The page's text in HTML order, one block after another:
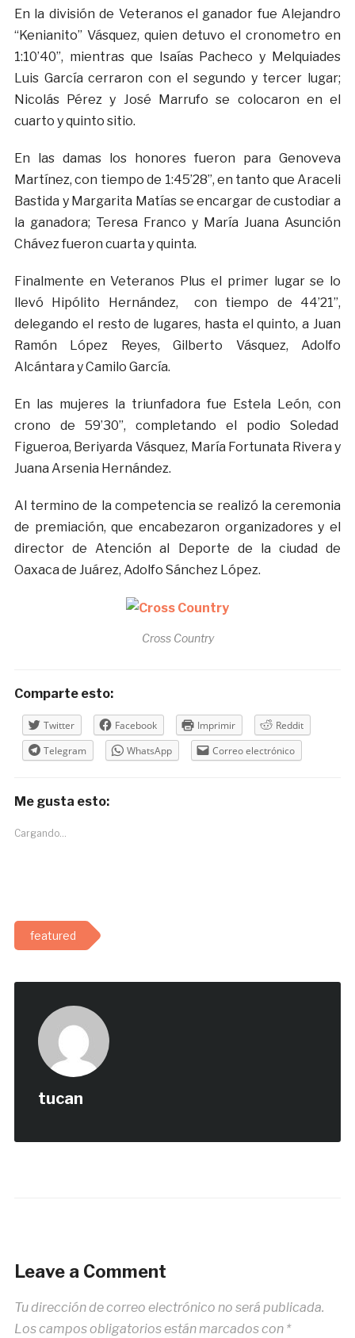
En la división de Veteranos el ganador fue Alejandro
“Kenianito” Vásquez, quien detuvo el cronometro en
1:10’40”, mientras que Isaías Pacheco y Melquiades
Luis García cerraron con el segundo y tercer lugar;
Nicolás Pérez y José Marrufo se colocaron en el
cuarto y quinto sitio.
En las damas los honores fueron para Genoveva
Martínez, con tiempo de 1:45’28”, en tanto que Araceli
Bastida y Margarita Matías se encargar de custodiar a
la ganadora; Teresa Franco y María Juana Asunción
Chávez fueron cuarta y quinta.
Finalmente en Veteranos Plus el primer lugar se lo
llevó Hipólito Hernández, con tiempo de 44’21”,
delegando el resto de lugares, hasta el quinto, a Juan
Ramón López Reyes, Gilberto Vásquez, Adolfo
Alcántara y Camilo García.
En las mujeres la triunfadora fue Estela León, con
crono de 59’30”, completando el podio Soledad
Figueroa, Beriyarda Vásquez, María Fortunata Rivera y
Juana Arsenia Hernández.
Al termino de la competencia se realizó la ceremonia
de premiación, que encabezaron organizadores y el
director de Atención al Deporte de la ciudad de
Oaxaca de Juárez, Adolfo Sánchez López.
Cross Country
Comparte esto:
Twitter Facebook Imprimir
Reddit
Telegram
WhatsApp Correo electrónico
Me gusta esto:
Cargando...
featured
tucan
Leave a Comment
Tu dirección de correo electrónico no será publicada.
Los campos obligatorios están marcados con *